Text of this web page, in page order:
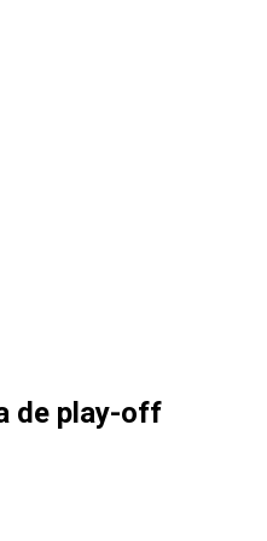
de play-off